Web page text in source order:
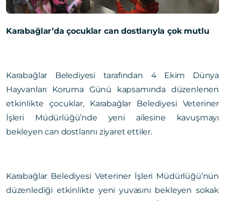
Karabağlar’da çocuklar can dostlarıyla çok mutlu
Karabağlar Belediyesi tarafından 4 Ekim Dünya
Hayvanları Koruma Günü kapsamında düzenlenen
etkinlikte çocuklar, Karabağlar Belediyesi Veteriner
İşleri Müdürlüğü’nde yeni ailesine kavuşmayı
bekleyen can dostlarını ziyaret ettiler.
Karabağlar Belediyesi Veteriner İşleri Müdürlüğü’nün
düzenlediği etkinlikte yeni yuvasını bekleyen sokak